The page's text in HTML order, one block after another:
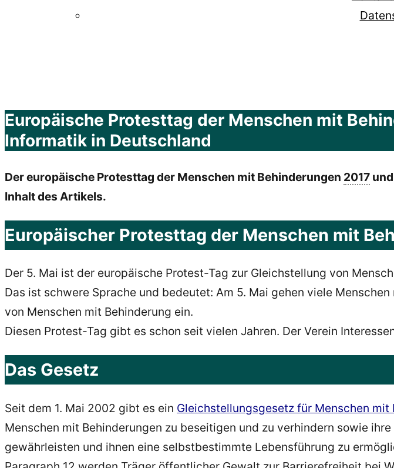
Europäische Protesttag der Menschen mit
Informatik in Deutschland
Der europäische Protesttag der Menschen mit Behinderungen 2017
Inhalt des Artikels.
Europäischer Protesttag der Menschen mit
Der 5. Mai ist der europäische Protest-Tag zur Gleichstellung von
Das ist schwere Sprache und bedeutet: Am 5. Mai gehen viele
von Menschen mit Behinderung ein.
Diesen Protest-Tag gibt es schon seit vielen Jahren. Der Verein
Das Gesetz
Seit dem 1. Mai 2002 gibt es ein Gleichstellungsgesetz für Menschen mit
Menschen mit Behinderungen zu beseitigen und zu verhindern sowie
gewährleisten und ihnen eine selbstbestimmte Lebensführung zu